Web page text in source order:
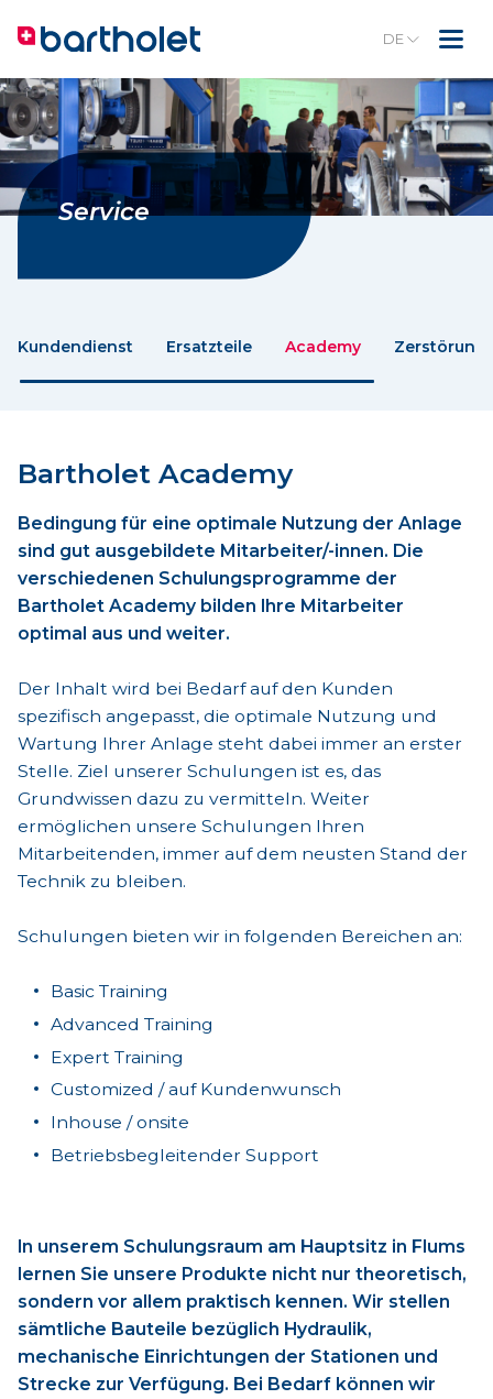
DE
Service
Kundendienst Ersatzteile Academy
Bartholet Academy
Bedingung für eine optimale Nutzung der Anlage
sind gut ausgebildete Mitarbeiter/-innen. Die
verschiedenen Schulungsprogramme der
Bartholet Academy bilden Ihre Mitarbeiter
optimal aus und weiter.
Der Inhalt wird bei Bedarf auf den Kunden
spezifisch angepasst, die optimale Nutzung und
Wartung Ihrer Anlage steht dabei immer an erster
Stelle. Ziel unserer Schulungen ist es, das
Grundwissen dazu zu vermitteln. Weiter
ermöglichen unsere Schulungen Ihren
Mitarbeitenden, immer auf dem neusten Stand der
Technik zu bleiben.
Schulungen bieten wir in folgenden Bereichen an:
Basic Training
Advanced Training
Expert Training
Customized / auf Kundenwunsch
Inhouse / onsite
Betriebsbegleitender Support
In unserem Schulungsraum am Hauptsitz in Flums
lernen Sie unsere Produkte nicht nur theoretisch,
sondern vor allem praktisch kennen. Wir stellen
sämtliche Bauteile bezüglich Hydraulik,
mechanische Einrichtungen der Stationen und
Strecke zur Verfügung. Bei Bedarf können wir